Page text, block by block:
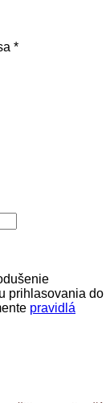
*Povinné
prihlasovania do
pravidlá